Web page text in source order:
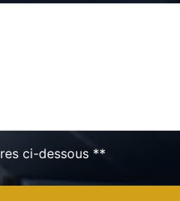
ci-dessous **